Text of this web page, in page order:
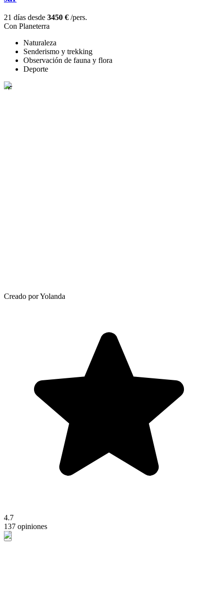
21 días desde 3450 € /pers.
Con Planeterra
Naturaleza
Senderismo y trekking
Observación de fauna y flora
Deporte
Creado por Yolanda
4.7
137 opiniones